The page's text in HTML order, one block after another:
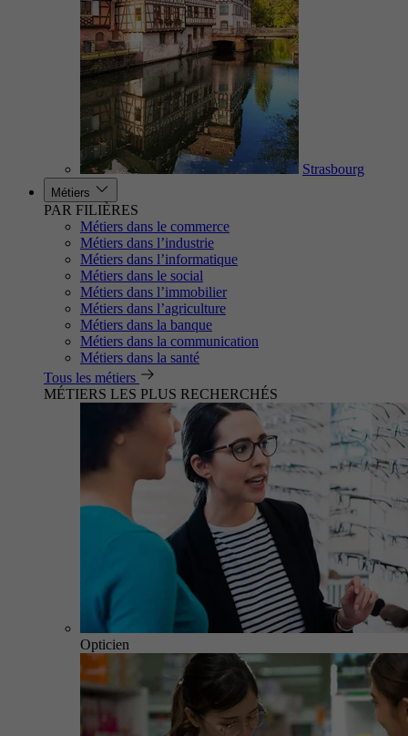
Strasbourg
Métiers
PAR FILIÈRES
Métiers dans le commerce
Métiers dans l’industrie
Métiers dans l’informatique
Métiers dans le social
Métiers dans l’immobilier
Métiers dans l’agriculture
Métiers dans la banque
Métiers dans la communication
Métiers dans la santé
Tous les métiers
MÉTIERS LES PLUS RECHERCHÉS
Opticien